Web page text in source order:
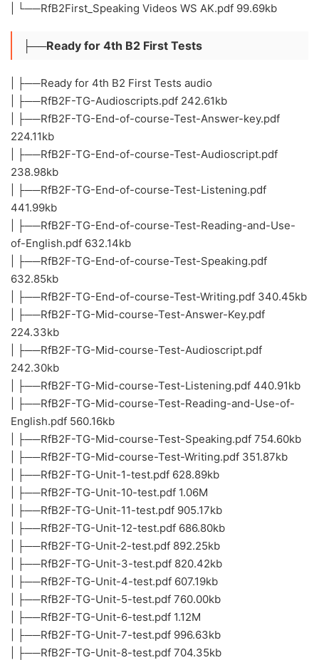
| └──RfB2First_Speaking Videos WS AK.pdf 99.69kb
├──Ready for 4th B2 First Tests
| ├──Ready for 4th B2 First Tests audio
| ├──RfB2F-TG-Audioscripts.pdf 242.61kb
| ├──RfB2F-TG-End-of-course-Test-Answer-key.pdf
224.11kb
| ├──RfB2F-TG-End-of-course-Test-Audioscript.pdf
238.98kb
| ├──RfB2F-TG-End-of-course-Test-Listening.pdf
441.99kb
| ├──RfB2F-TG-End-of-course-Test-Reading-and-Use-
of-English.pdf 632.14kb
| ├──RfB2F-TG-End-of-course-Test-Speaking.pdf
632.85kb
| ├──RfB2F-TG-End-of-course-Test-Writing.pdf 340.45kb
| ├──RfB2F-TG-Mid-course-Test-Answer-Key.pdf
224.33kb
| ├──RfB2F-TG-Mid-course-Test-Audioscript.pdf
242.30kb
| ├──RfB2F-TG-Mid-course-Test-Listening.pdf 440.91kb
| ├──RfB2F-TG-Mid-course-Test-Reading-and-Use-of-
English.pdf 560.16kb
| ├──RfB2F-TG-Mid-course-Test-Speaking.pdf 754.60kb
| ├──RfB2F-TG-Mid-course-Test-Writing.pdf 351.87kb
| ├──RfB2F-TG-Unit-1-test.pdf 628.89kb
| ├──RfB2F-TG-Unit-10-test.pdf 1.06M
| ├──RfB2F-TG-Unit-11-test.pdf 905.17kb
| ├──RfB2F-TG-Unit-12-test.pdf 686.80kb
| ├──RfB2F-TG-Unit-2-test.pdf 892.25kb
| ├──RfB2F-TG-Unit-3-test.pdf 820.42kb
| ├──RfB2F-TG-Unit-4-test.pdf 607.19kb
| ├──RfB2F-TG-Unit-5-test.pdf 760.00kb
| ├──RfB2F-TG-Unit-6-test.pdf 1.12M
| ├──RfB2F-TG-Unit-7-test.pdf 996.63kb
| ├──RfB2F-TG-Unit-8-test.pdf 704.35kb